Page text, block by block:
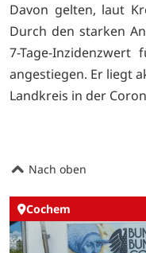
Davon gelten, laut
Durch den starken
7-Tage-Inzidenzwert
angestiegen. Er liegt
Landkreis in der
Nach oben
Cochem